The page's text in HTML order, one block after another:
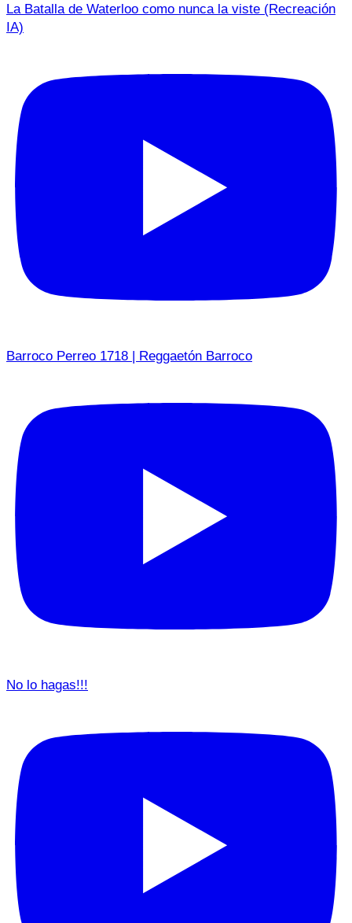
La Batalla de Waterloo como nunca la viste (Recreación
IA)
Barroco Perreo 1718 | Reggaetón Barroco
No lo hagas!!!